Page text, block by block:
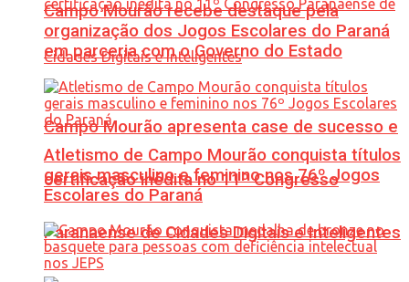
Campo Mourão apresenta case de sucesso e
certificação inédita no 11º Congresso
Paranaense de Cidades Digitais e Inteligentes
Campo Mourão recebe destaque pela
organização dos Jogos Escolares do Paraná
em parceria com o Governo do Estado
Atletismo de Campo Mourão conquista títulos
gerais masculino e feminino nos 76º Jogos
Escolares do Paraná